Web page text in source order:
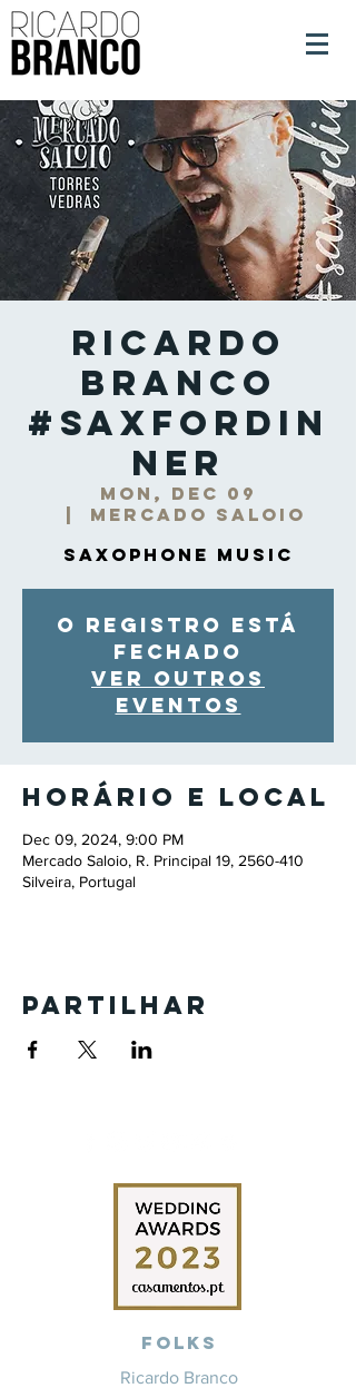
Ricardo
Branco
#SaxForDin
ner
Mon, Dec 09
Mercado Saloio
Saxophone Music
O registro está
fechado
Ver outros
eventos
Horário e local
Dec 09, 2024, 9:00 PM
Mercado Saloio, R. Principal 19, 2560-410
Silveira, Portugal
Partilhar
Folks
Ricardo Branco